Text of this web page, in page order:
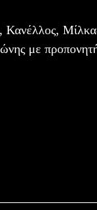
Κανέλλος,
με